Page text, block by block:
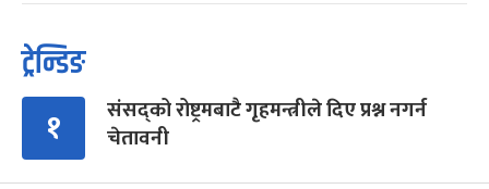
ट्रेन्डिङ
१
संसद्को रोष्ट्रमबाटै गृहमन्त्रीले दिए प्रश्न नगर्न
चेतावनी